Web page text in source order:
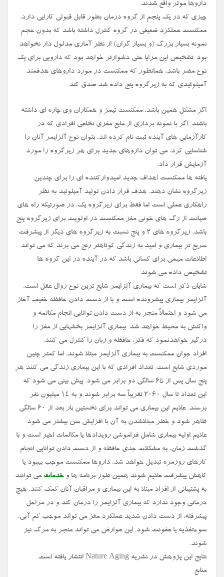
داروها موثر واقع شدند.
چیزی که در یک پنجم از گروه درمان بطور قابل قبولی کارایی دارد،
ممکنست عملکرد ضعیفی در گروه کنترل داشته باشد که بدون حجم
نمونه بسیار بزرگ (و بسیار گران) از نظر آماری مدلول دار نخواهد
بود. تشخیص این مزایا حتی دشوارتر خواهد بود که دارویی برای یک
نوع مضر باشد، همانطور که ممکنست در مورد داروهای هدفمند
آمیلوئیدی که به زیرگروه پنج داده شد صدق کند.
اگر مشکل همین باشد، ممکنست تیمز و همکاران وی چاره ای داشته
باشند. اگر با نمونه برداری از مایع مغزی نخاعی افرادی که در
کارآزمایی های آینده ثبت نام کرده اند، بتوان نوع آلزایمر آنان را
شناسایی کرد، می توان داروهای جدید برای هر زیرگروه را مورد
آزمایش قرار داد.
یافته ها ممکنست اهداف جدید امیدوارکننده ای را برای چندین
زیرگروه نشان دهند. هدف قرار دادن تولید آمیلوئید به نظر
راهکاری عملی است اما فقط برای زیرگروه یک، در صورتیکه راه های
صیانت از رگ های خونی مغز ممکنست در اولویت برای زیرگروه پنج
باشد. زیرگروه های ۲ و پنج نسبت به زیرگروه های دیگر از پیشرفت
سریع تر بیماری و امید به زندگی کوتاهتر رنج می برند که می تواند
اطلاعات مهمی برای کسانی باشد که در آینده در این گروه ها
تشخیص داده می شوند.
شایان ذکر است که بیماری آلزایمر شایع ترین نوع زوال عقل است.
آلزایمر بیماری پیشرونده است و با از دست دادن حافظه خفیف آغاز
می شود و احتمالاً منجر به از دست دادن توانایی انجام مکالمه و
واکنش به محیط خواهد شد. بیماری آلزایمر بخشهایی از مغز را
درگیر خواهدنمود که فکر، حافظه و زبان را کنترل می کنند.
افراد جوان ممکنست به بیماری آلزایمر مبتلا شوند، اما کمتر چنین
موردی شایع است. تعداد افرادی که با این بیماری زندگی می کنند هر
پنج سال پس از ۶۵ سالگی دو برابر می شود. پیش بینی می شود که
این تعداد تا سال ۲۰۶۰ تقریباً سه برابر شوند و به ۱۴ میلیون نفر
برسند. علایم این بیماری می تواند برای نخستین بار بعد از ۶۰ سالگی
ظاهر شود و خطر مبتلاشدن به آن با افزایش سن بیشتر می شود.
علایم اولیه بیماری شامل فراموشی رویدادها یا مکالمات اخیر است و با
گذشت زمان، به مشکلات جدی حافظه و از دست دادن توانایی انجام
کارهای روزمره تبدیل خواهد شد. داروها ممکنست موجب بهبود یا
کاهش پیشرفت علایم شوند همین طور برنامه ها وخدماتمی توانند
به پشتیبانی از افراد مبتلا به این بیماری و مراقبان آنان کمک کنند. هیچ
درمانی وجود ندارد که بیماری آلزایمر را درمان کند و در مراحل
پیشرفته، از دست دادن شدید عملکرد مغز می تواند موجب کم آبی،
سوءتغذیه یا عفونت شود. این عوارض می تواند منجر به مرگ نیز
شوند.
نتایج این پژوهش در نشریه Nature Aging انتشار یافته است.
منابع